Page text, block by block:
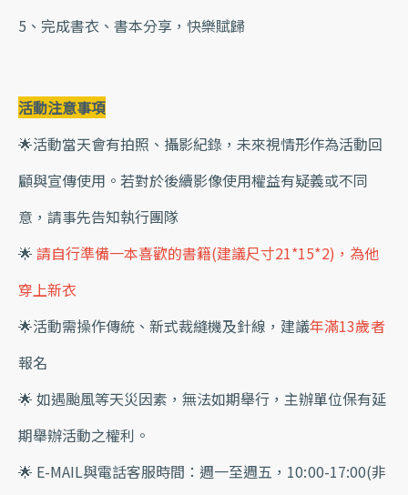
5、完成書衣、書本分享，快樂賦歸
活動注意事項
🌟活動當天會有拍照、攝影紀錄，未來視情形作為活動回
顧與宣傳使用。若對於後續影像使用權益有疑義或不同
意，請事先告知執行團隊
🌟請自行準備一本喜歡的書籍(建議尺寸21*15*2)，為他
穿上新衣
🌟活動需操作傳統、新式裁縫機及針線，建議年滿13歲者
報名
🌟 如遇颱風等天災因素，無法如期舉行，主辦單位保有延
期舉辦活動之權利。
🌟 E-MAIL與電話客服時間：週一至週五，10:00-17:00(非